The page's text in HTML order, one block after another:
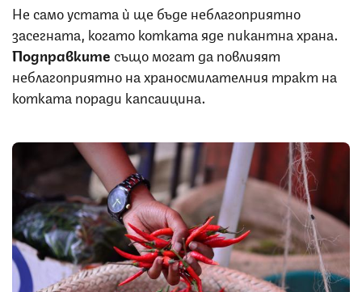
Не само устата ѝ ще бъде неблагоприятно
засегната, когато котката яде пикантна храна.
Подправкитесъщо могат да повлияят
неблагоприятно на храносмилателния тракт на
котката поради капсаицина.